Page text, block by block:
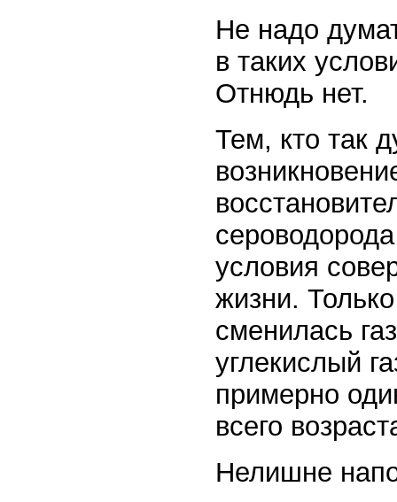
Не надо
в таких
Отнюдь нет.
Тем, кто так
условия
жизни.
сменилась
углекислый
примерно
всего
Нелишне